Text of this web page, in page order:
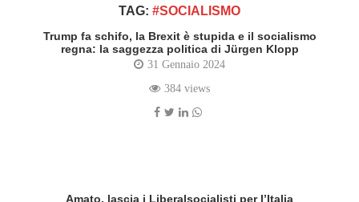
TAG: #SOCIALISMO
Trump fa schifo, la Brexit è stupida e il socialismo
regna: la saggezza politica di Jürgen Klopp
31 Gennaio 2024
384 views
Amato, lascia i Liberalsocialisti per l’Italia